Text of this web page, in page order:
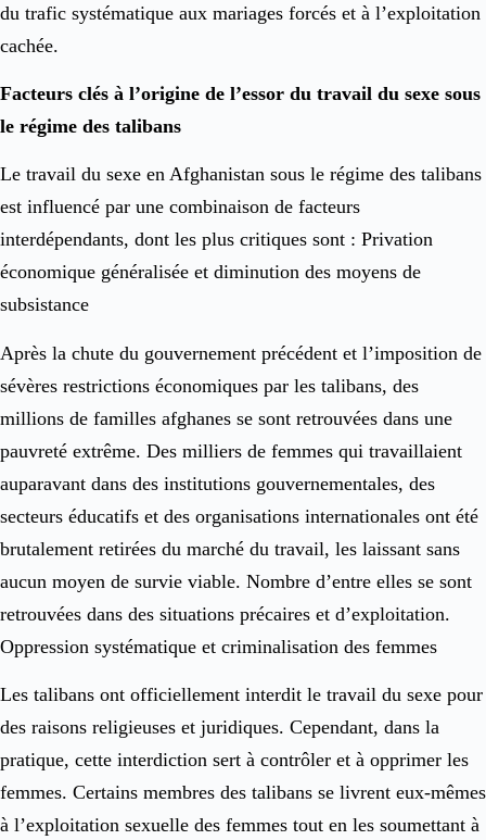
du trafic systématique aux mariages forcés et à l’exploitation
cachée.
Facteurs clés à l’origine de l’essor du travail du sexe sous
le régime des talibans
Le travail du sexe en Afghanistan sous le régime des talibans
est influencé par une combinaison de facteurs
interdépendants, dont les plus critiques sont : Privation
économique généralisée et diminution des moyens de
subsistance
Après la chute du gouvernement précédent et l’imposition de
sévères restrictions économiques par les talibans, des
millions de familles afghanes se sont retrouvées dans une
pauvreté extrême. Des milliers de femmes qui travaillaient
auparavant dans des institutions gouvernementales, des
secteurs éducatifs et des organisations internationales ont été
brutalement retirées du marché du travail, les laissant sans
aucun moyen de survie viable. Nombre d’entre elles se sont
retrouvées dans des situations précaires et d’exploitation.
Oppression systématique et criminalisation des femmes
Les talibans ont officiellement interdit le travail du sexe pour
des raisons religieuses et juridiques. Cependant, dans la
pratique, cette interdiction sert à contrôler et à opprimer les
femmes. Certains membres des talibans se livrent eux-mêmes
à l’exploitation sexuelle des femmes tout en les soumettant à